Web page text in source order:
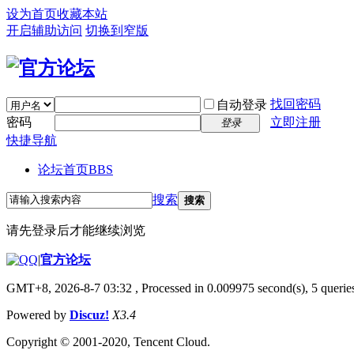
设为首页收藏本站
开启辅助访问 切换到窄版
自动登录 找回密码
密码
登录
立即注册
快捷导航
论坛首页BBS
搜索 搜索
请先登录后才能继续浏览
|官方论坛
GMT+8, 2026-8-7 03:32 , Processed in 0.009975 second(s), 5
Powered by Discuz! X3.4
Copyright © 2001-2020, Tencent Cloud.